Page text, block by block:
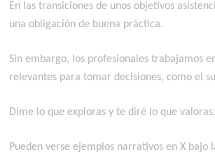
En las transiciones de unos objetivos
una obligación de buena práctica.
Sin embargo, los profesionales trabajamos
relevantes para tomar decisiones, como el
Dime lo que exploras y te diré lo que
Pueden verse ejemplos narrativos en X